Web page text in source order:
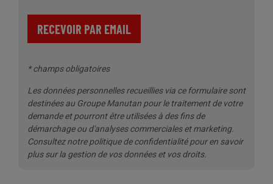
RECEVOIR PAR EMAIL
* champs obligatoires
Les données personnelles recueillies via ce formulaire sont
destinées au Groupe Manutan pour le traitement de votre
demande et pourront être utilisées à des fins de
démarchage ou d'analyses commerciales et marketing.
Consultez notre politique de confidentialité pour en savoir
plus sur la gestion de vos données et vos droits.